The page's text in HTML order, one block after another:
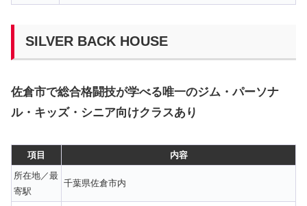
SILVER BACK HOUSE
佐倉市で総合格闘技が学べる唯一のジム・パーソナ
ル・キッズ・シニア向けクラスあり
項目
内容
所在地／最
寄駅
千葉県佐倉市内